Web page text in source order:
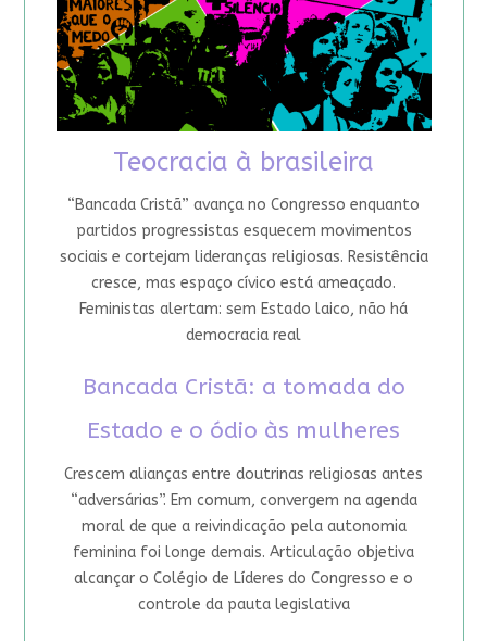
Teocracia à brasileira
“Bancada Cristã” avança no Congresso enquanto
partidos progressistas esquecem movimentos
sociais e cortejam lideranças religiosas. Resistência
cresce, mas espaço cívico está ameaçado.
Feministas alertam: sem Estado laico, não há
democracia real
Bancada Cristã: a tomada do
Estado e o ódio às mulheres
Crescem alianças entre doutrinas religiosas antes
“adversárias”. Em comum, convergem na agenda
moral de que a reivindicação pela autonomia
feminina foi longe demais. Articulação objetiva
alcançar o Colégio de Líderes do Congresso e o
controle da pauta legislativa